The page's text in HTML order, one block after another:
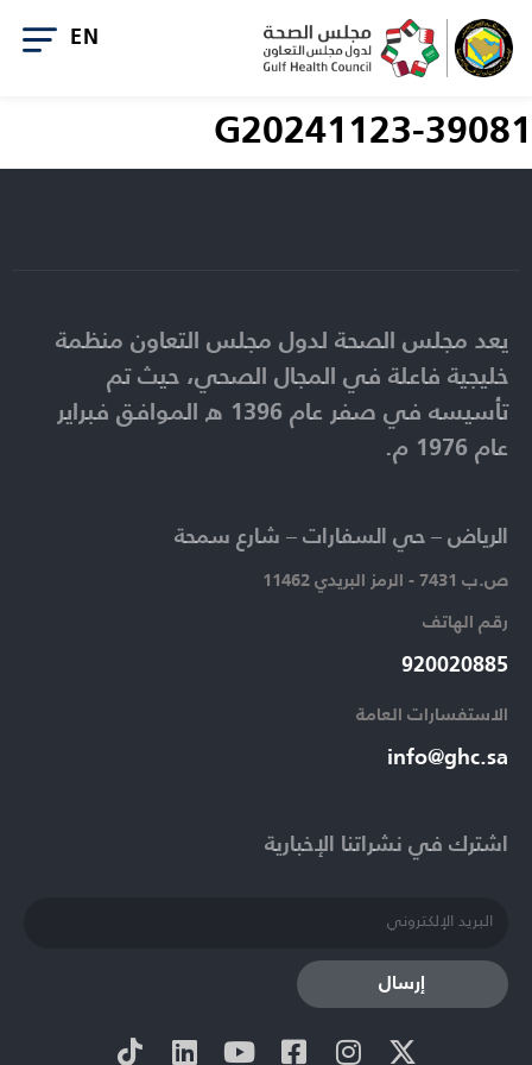
G20241123-39081
اشترك في نشراتنا الإخبارية​
إرسال
الرياض – حي السفارات – شارع سمحة​
ص.ب 7431 - الرمز البريدي 11462
رقم الهاتف​
920020885​
الاستفسارات العامة ​
info@ghc.sa​
يعد مجلس الصحة لدول مجلس التعاون منظمة
خليجية فاعلة في المجال الصحي، حيث تم
تأسيسه في صفر عام 1396 ه الموافق فبراير
عام 1976 م.